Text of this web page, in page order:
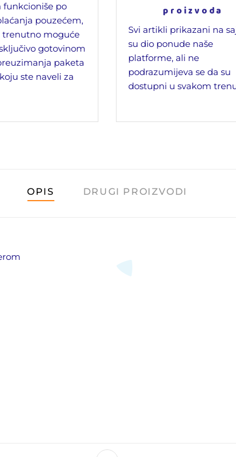
funkcioniše po
pouzećem,
trenutno moguće
gotovinom
paketa
ste naveli za
proizvoda
Svi artikli prikazani na
su dio ponude naše
platforme, ali ne
podrazumijeva se da su
dostupni u svakom
OPIS DRUGI PROIZVODI